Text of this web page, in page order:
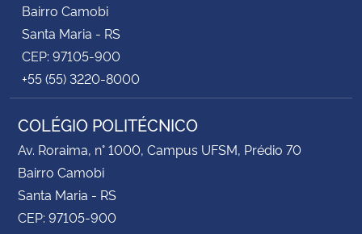
Bairro Camobi
Santa Maria - RS
CEP: 97105-900
+55 (55) 3220-8000
COLÉGIO POLITÉCNICO
Av. Roraima, n° 1000, Campus UFSM, Prédio 70
Bairro Camobi
Santa Maria - RS
CEP: 97105-900